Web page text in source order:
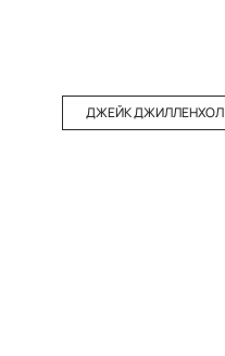
ДЖЕЙК ДЖИЛЛЕНХОЛ